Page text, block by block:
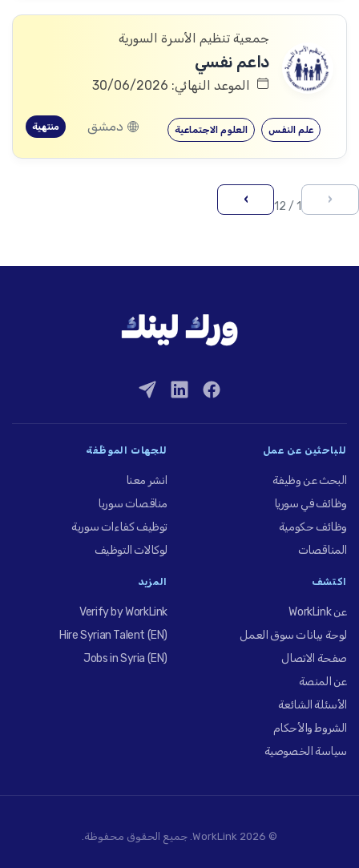
جمعية تنظيم الأسرة السورية
داعم نفسي
الموعد النهائي: 30/06/2026
العلوم الاجتماعية علم النفس دمشق منتهية
‹
1 / 12
›
للباحثين عن عمل
البحث عن وظيفة
وظائف في سوريا
وظائف حكومية
المناقصات
للجهات الموظِّفة
انشر معنا
مناقصات سوريا
توظيف كفاءات سورية
لوكالات التوظيف
اكتشف
عن WorkLink
لوحة بيانات سوق العمل
صفحة الاتصال
عن المنصة
الأسئلة الشائعة
الشروط والأحكام
سياسة الخصوصية
المزيد
Verify by WorkLink
Hire Syrian Talent (EN)
Jobs in Syria (EN)
© 2026 WorkLink. جميع الحقوق محفوظة.